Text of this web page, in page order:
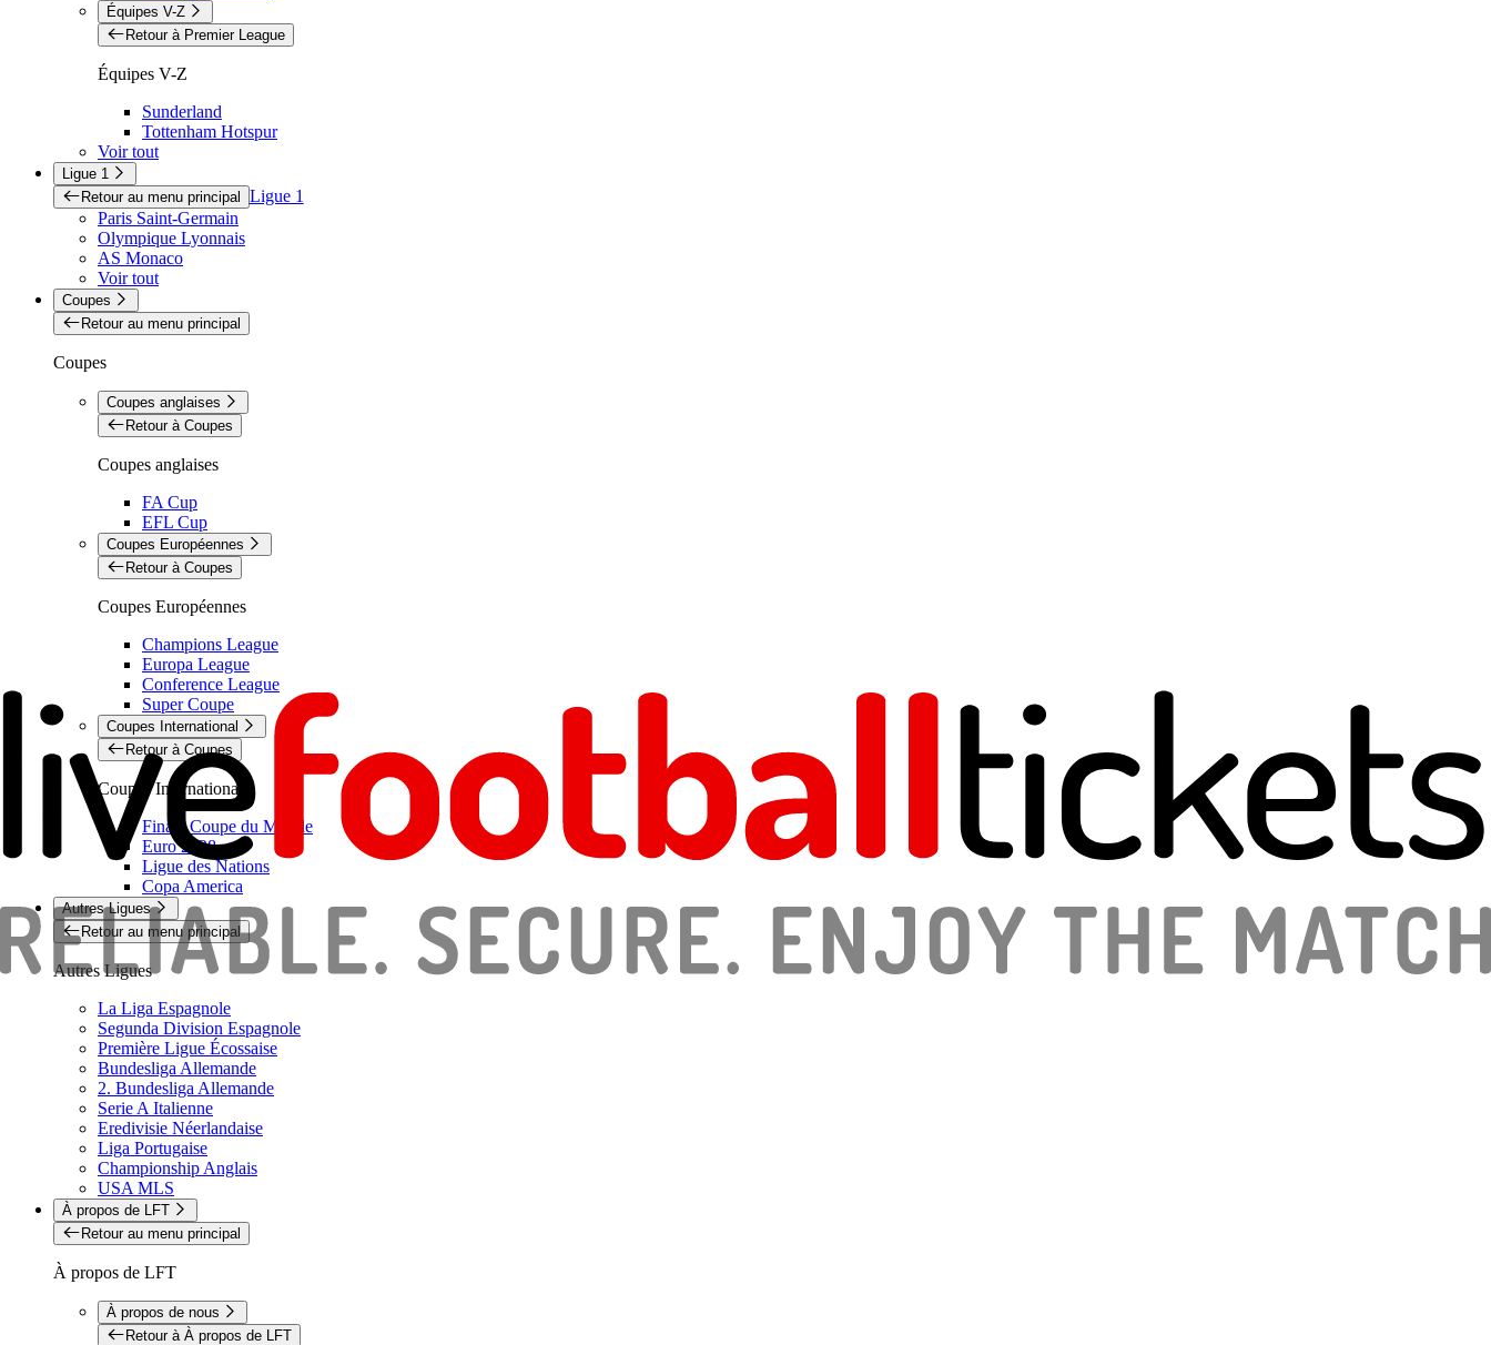
Équipes V-Z
Retour à Premier League
Équipes V-Z
Sunderland
Tottenham Hotspur
Voir tout
Ligue 1
Retour au menu principal Ligue 1
Paris Saint-Germain
Olympique Lyonnais
AS Monaco
Voir tout
Coupes
Retour au menu principal
Coupes
Coupes anglaises
Retour à Coupes
Coupes anglaises
FA Cup
EFL Cup
Coupes Européennes
Retour à Coupes
Coupes Européennes
Champions League
Europa League
Conference League
Super Coupe
Coupes International
Retour à Coupes
Coupes International
Finale Coupe du Monde
Euro 2028
Ligue des Nations
Copa America
Autres Ligues
Retour au menu principal
Autres Ligues
La Liga Espagnole
Segunda Division Espagnole
Première Ligue Écossaise
Bundesliga Allemande
2. Bundesliga Allemande
Serie A Italienne
Eredivisie Néerlandaise
Liga Portugaise
Championship Anglais
USA MLS
À propos de LFT
Retour au menu principal
À propos de LFT
À propos de nous
Retour à À propos de LFT